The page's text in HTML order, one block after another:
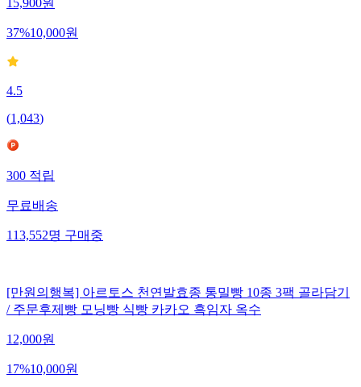
15,900원
37%10,000원
4.5
(1,043)
300적립
무료배송
113,552명구매중
[만원의행복] 아르토스 천연발효종 통밀빵 10종 3팩 골라담기
/ 주문후제빵 모닝빵 식빵 카카오 흑임자 옥수
12,000원
17%10,000원